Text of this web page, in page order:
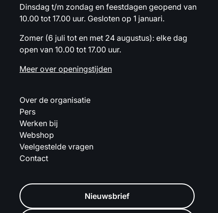
Dinsdag t/m zondag en feestdagen geopend van
10.00 tot 17.00 uur. Gesloten op 1 januari.
Zomer (6 juli tot en met 24 augustus): elke dag
open van 10.00 tot 17.00 uur.
Meer over openingstijden
Over de organisatie
Pers
Werken bij
Webshop
Veelgestelde vragen
Contact
Nieuwsbrief